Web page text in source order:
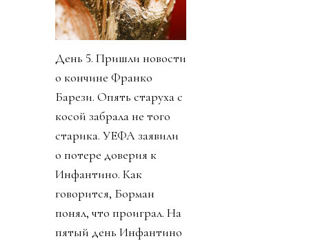
День 5. Пришли новости
о кончине Франко
Барези. Опять старуха с
косой забрала не того
старика. УЕФА заявили
о потере доверия к
Инфантино. Как
говорится, Борман
понял, что проиграл. На
пятый день Инфантино